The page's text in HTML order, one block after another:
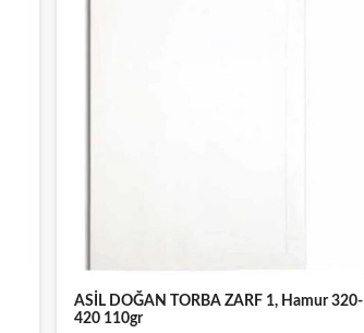
ASİL DOĞAN TORBA ZARF 1, Hamur 320-
420 110gr